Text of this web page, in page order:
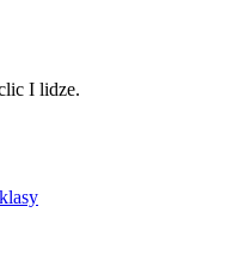
I lidze.